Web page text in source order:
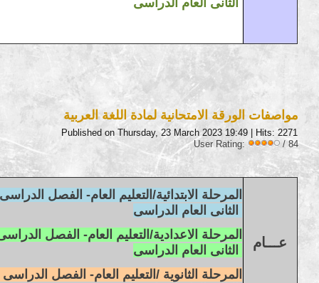
مواصفات الورقة الامتحانية لمادة اللغة العربية
Published on Thursday, 23 March 2023 19:49| Hits: 2271
User Rating:
/ 84
عـــام
المرحلة الابتدائية/التعليم العام- الفصل الدراسى
الثانى العام الدراسى
الثانى
2023/2022 المرحلة الثانوية / التعليم العام- الفصل الدراسى